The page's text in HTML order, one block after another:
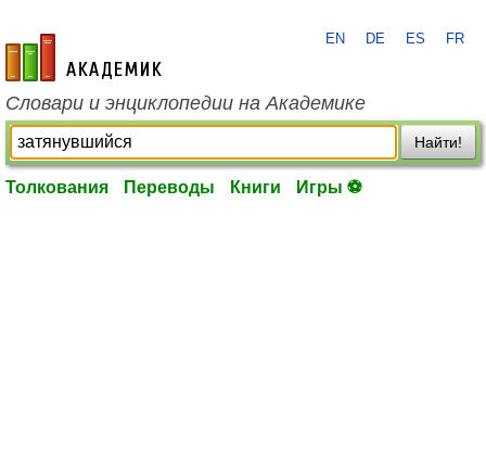
academic.ru
EN DE ES FR
Словари и энциклопедии на Академике
Найти!
Толкования Переводы Книги Игры ⚽